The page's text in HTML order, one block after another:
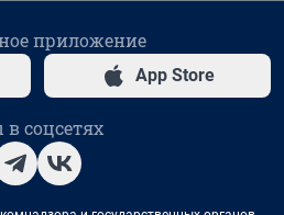
приложение
App Store
соцсетях